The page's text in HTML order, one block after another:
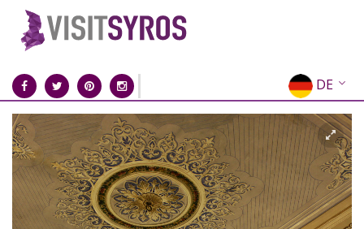
DE
EN
EL
FR
IT